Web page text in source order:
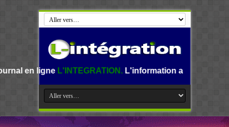
L'INTEGRATION.L'information au Benin, en Afrique et